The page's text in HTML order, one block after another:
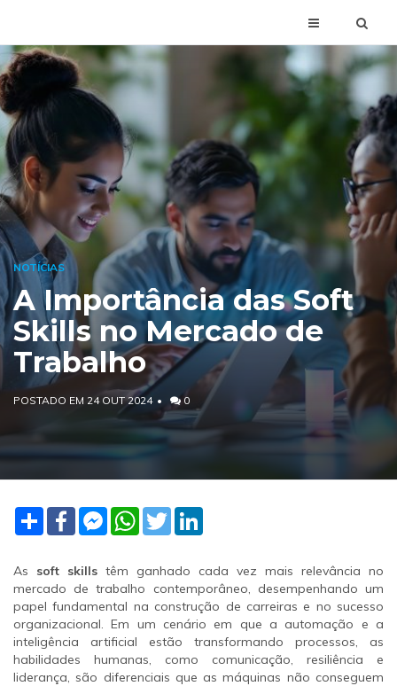
NOTÍCIAS
A Importância das Soft
Skills no Mercado de
Trabalho
POSTADO EM 24 OUT 2024 0
Share FacebookFacebook
Messenger
WhatsApp
Twitter
As soft skills têm ganhado cada vez mais relevância no
mercado de trabalho contemporâneo, desempenhando um
papel fundamental na construção de carreiras e no sucesso
organizacional. Em um cenário em que a automação e a
inteligência artificial estão transformando processos, as
habilidades humanas, como comunicação, resiliência e
liderança, são diferenciais que as máquinas não conseguem